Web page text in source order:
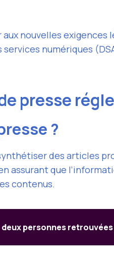
aux nouvelles
numériques
presse
?
des articles
assurant que
contenus.
deux personnes